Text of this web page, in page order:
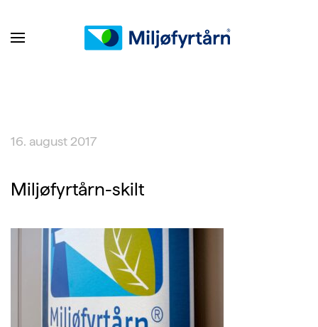
16. august 2017
Miljøfyrtårn-skilt